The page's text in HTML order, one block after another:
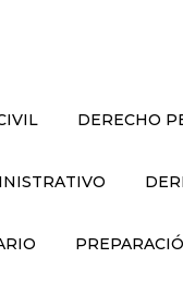
DERECHO